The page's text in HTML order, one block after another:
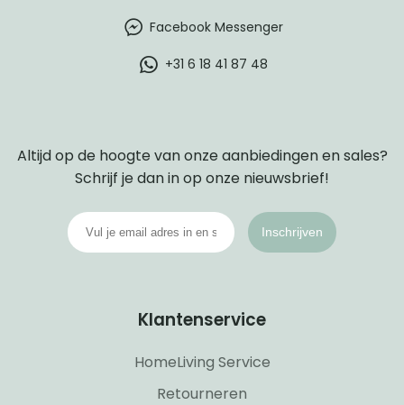
Facebook Messenger
+31 6 18 41 87 48
Altijd op de hoogte van onze aanbiedingen en sales?
Schrijf je dan in op onze nieuwsbrief!
Inschrijven
Klantenservice
HomeLiving Service
Retourneren